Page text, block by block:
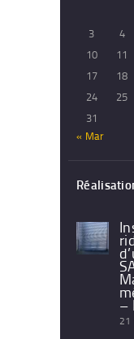
3
4
10
11
17
18
24
25
31
« Mar
–
21